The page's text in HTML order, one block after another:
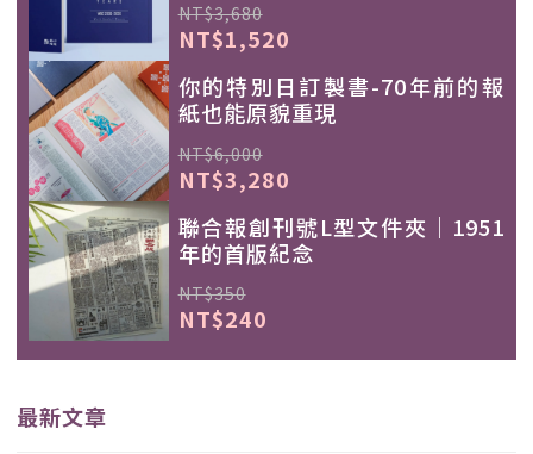
NT$3,680
NT$1,520
你的特別日訂製書-70年前的報
紙也能原貌重現
NT$6,000
NT$3,280
聯合報創刊號L型文件夾｜1951
年的首版紀念
NT$350
NT$240
最新文章